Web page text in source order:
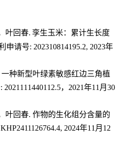
叶回春. 孪生玉米：累计生长度
申请号: 202310814195.2, 2023年
一种新型叶绿素敏感红边三角植
: 2021111440112.5， 2021年11 月 30
叶回春. 作物的生化组分含量的
2024年11 月 12